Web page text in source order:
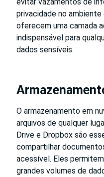
privacidade no
oferecem uma camada
indispensável para
dados sensíveis.
O armazenamento em
arquivos de qualquer
Drive e Dropbox são
compartilhar
acessível. Eles
grandes volumes de